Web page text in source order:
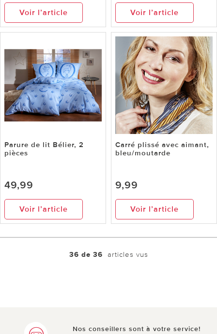
Voir l’article Voir l’article
Parure de lit Bélier, 2
pièces
49,99
Voir l’article
Carré plissé avec aimant,
bleu/moutarde
9,99
Voir l’article
36 de 36 articles vus
Nos conseillers sont à votre service!